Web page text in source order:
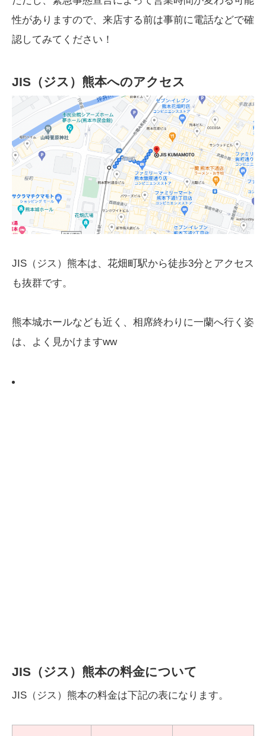
性がありますので、来店する前は事前に電話などで確
認してみてください！
JIS（ジス）熊本へのアクセス
JIS（ジス）熊本は、花畑町駅から徒歩3分とアクセス
も抜群です。
熊本城ホールなども近く、相席終わりに一蘭へ行く姿
は、よく見かけますww
JIS（ジス）熊本の料金について
JIS（ジス）熊本の料金は下記の表になります。